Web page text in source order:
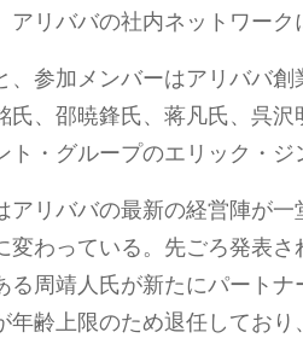
アリババの社内ネットワーク
、参加メンバーはアリババ
氏、邵暁鋒氏、蒋凡氏、呉
ト・グループのエリック・ジ
アリババの最新の経営陣が
変わっている。先ごろ発表
る周靖人氏が新たにパート
年齢上限のため退任してお